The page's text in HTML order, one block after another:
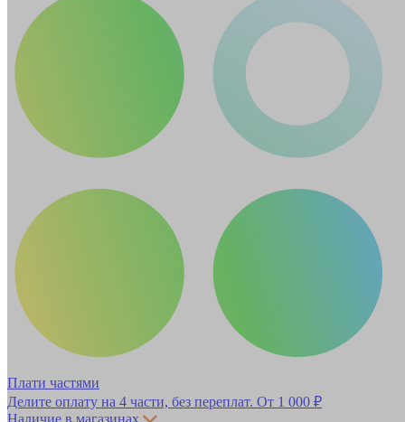
Плати частями
Делите оплату на 4 части, без переплат. От 1 000 ₽
Наличие в магазинах